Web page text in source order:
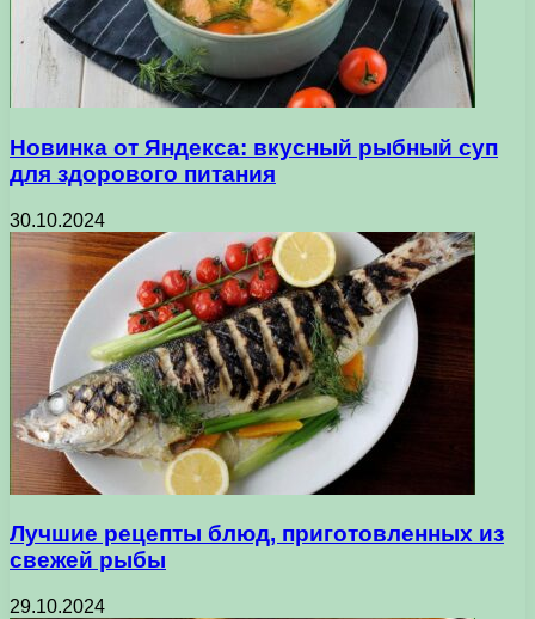
Новинка от Яндекса: вкусный рыбный суп
для здорового питания
30.10.2024
Лучшие рецепты блюд, приготовленных из
свежей рыбы
29.10.2024